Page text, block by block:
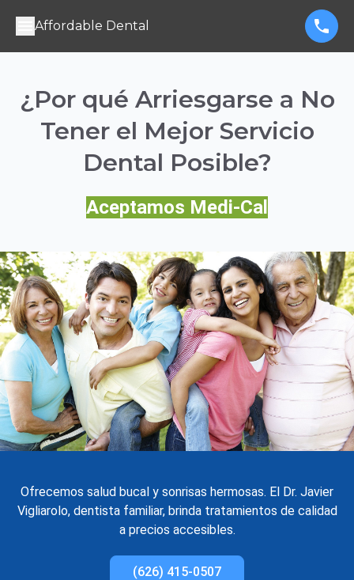
Affordable Dental
¿Por qué Arriesgarse a No
Tener el Mejor Servicio
Dental Posible?
Aceptamos Medi-Cal
Ofrecemos salud bucal y sonrisas hermosas. El Dr. Javier
Vigliarolo, dentista familiar, brinda tratamientos de calidad
a precios accesibles.
(626) 415-0507